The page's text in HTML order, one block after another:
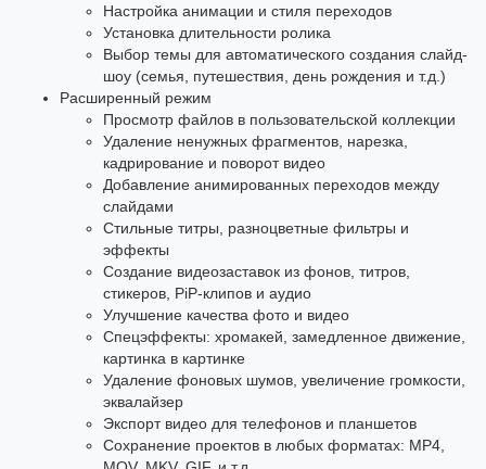
Настройка анимации и стиля переходов
Установка длительности ролика
Выбор темы для автоматического создания слайд-
шоу (семья, путешествия, день рождения и т.д.)
Расширенный режим
Просмотр файлов в пользовательской коллекции
Удаление ненужных фрагментов, нарезка,
кадрирование и поворот видео
Добавление анимированных переходов между
слайдами
Стильные титры, разноцветные фильтры и
эффекты
Создание видеозаставок из фонов, титров,
стикеров, PiP-клипов и аудио
Улучшение качества фото и видео
Спецэффекты: хромакей, замедленное движение,
картинка в картинке
Удаление фоновых шумов, увеличение громкости,
эквалайзер
Экспорт видео для телефонов и планшетов
Сохранение проектов в любых форматах: MP4,